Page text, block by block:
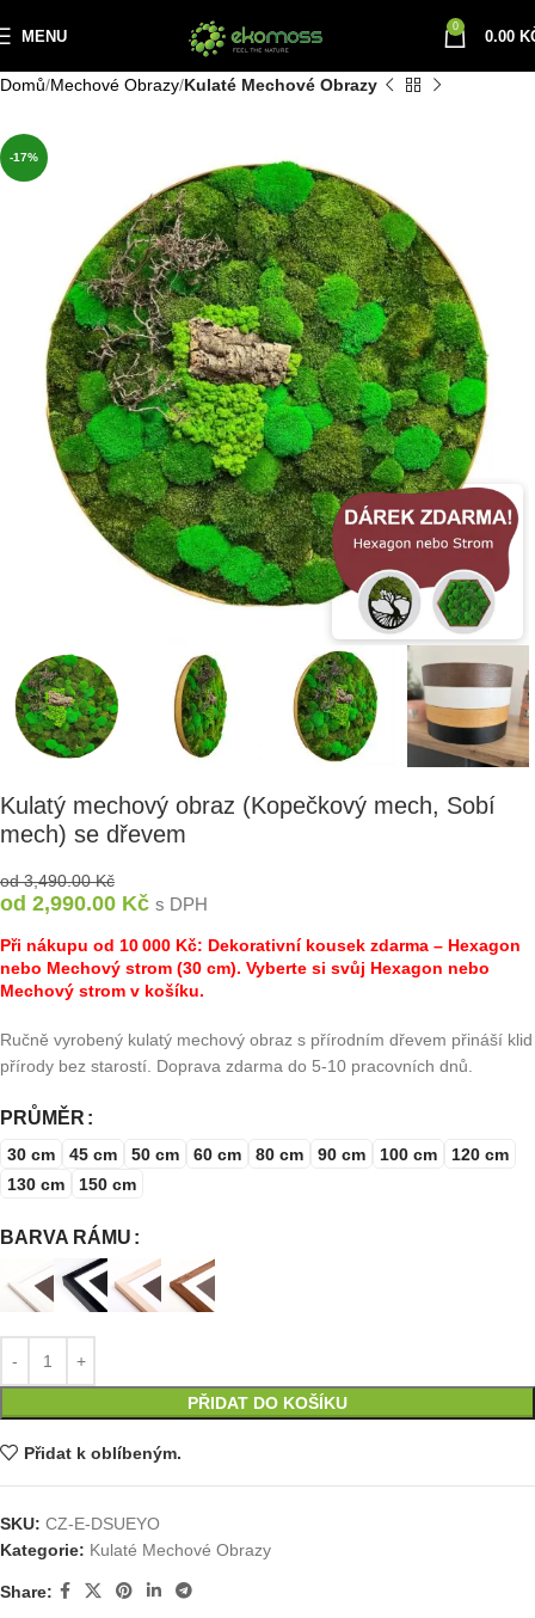
MENU
0
0.00
Domů Mechové Obrazy Kulaté Mechové Obrazy
-17%
Kulatý mechový obraz (Kopečkový mech, Sobí
mech) se dřevem
od3,490.00Kč
od 2,990.00 Kč s DPH
Při nákupu od 10 000 Kč: Dekorativní kousek zdarma – Hexagon
nebo Mechový strom (30 cm). Vyberte si svůj Hexagon nebo
Mechový strom v košíku.
Ručně vyrobený kulatý mechový obraz s přírodním dřevem přináší klid
přírody bez starostí. Doprava zdarma do 5-10 pracovních dnů.
PRŮMĚR
30 cm 45 cm 50 cm 60 cm 80 cm 90 cm 100 cm
120 cm
130 cm
150 cm
BARVA RÁMU
PŘIDAT DO KOŠÍKU
Přidat k oblíbeným.
SKU: CZ-E-DSUEYO
Kategorie: Kulaté Mechové Obrazy
Share: